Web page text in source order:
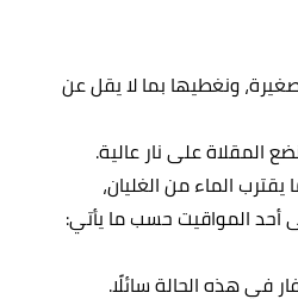
ونغطيها بما لا يقل عن
المقلاة على نار عالية.
الماء من الغليان،
المواقيت حسب ما يأتي: